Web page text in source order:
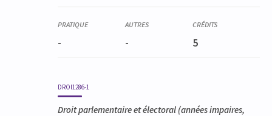
- - 5
DROI1286-1
Droit parlementaire et électoral (années impaires,